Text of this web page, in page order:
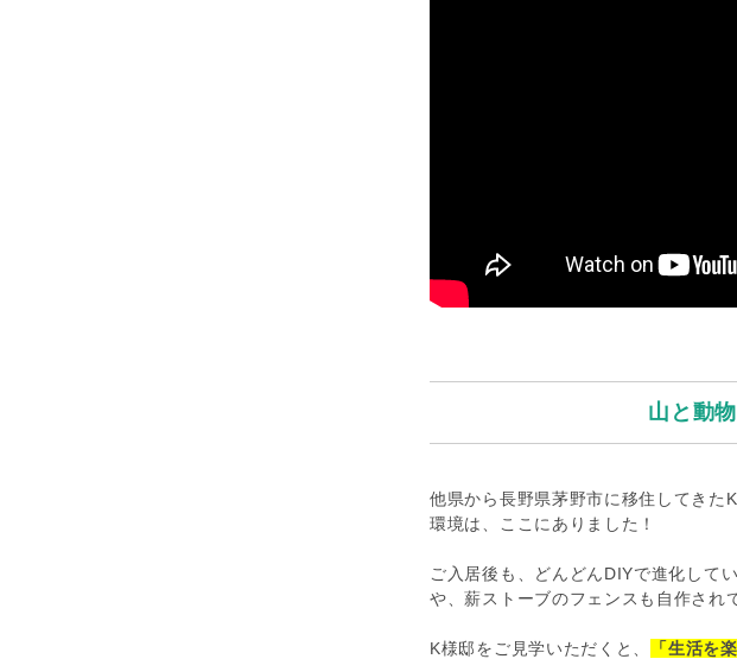
山と動
他県から長野県茅野市に移住してきた
環境は、ここにありました！
ご入居後も、どんどんDIYで進化して
や、薪ストーブのフェンスも自作され
K様邸をご見学いただくと、
「生活を